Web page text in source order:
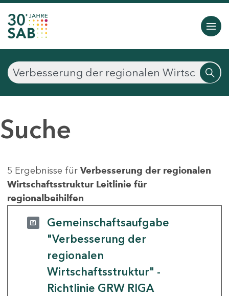
Suche
5 Ergebnisse für Verbesserung der regionalen
Wirtschaftsstruktur Leitlinie für
regionalbeihilfen
Gemeinschaftsaufgabe
"Verbesserung der
regionalen
Wirtschaftsstruktur" -
Richtlinie GRW RIGA